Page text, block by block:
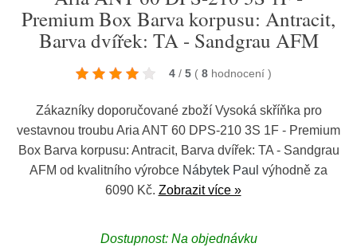
Premium Box Barva korpusu: Antracit,
Barva dvířek: TA - Sandgrau AFM
4 / 5 ( 8 hodnocení )
Zákazníky doporučované zboží Vysoká skříňka pro
vestavnou troubu Aria ANT 60 DPS-210 3S 1F - Premium
Box Barva korpusu: Antracit, Barva dvířek: TA - Sandgrau
AFM od kvalitního výrobce Nábytek Paul výhodně za
6090 Kč. Zobrazit více »
Dostupnost: Na objednávku